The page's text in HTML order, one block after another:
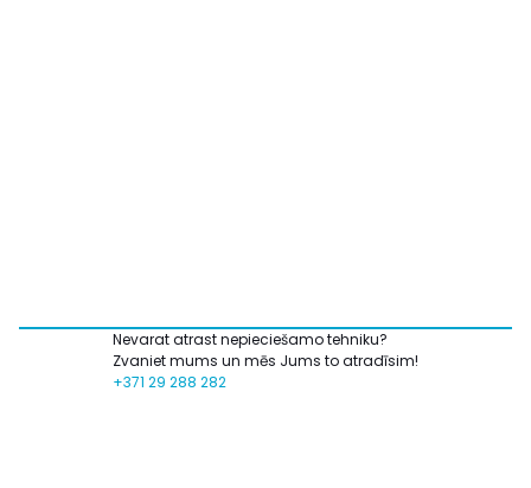
Nevarat atrast nepieciešamo tehniku?
Zvaniet mums un mēs Jums to atradīsim!
+371 29 288 282